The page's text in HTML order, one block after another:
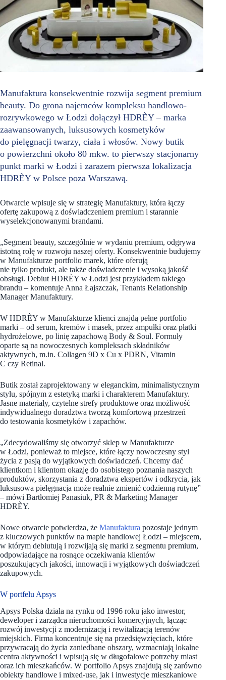
Manufaktura konsekwentnie rozwija segment premium
beauty. Do grona najemców kompleksu handlowo-
rozrywkowego w Łodzi dołączył HDRÈY – marka
zaawansowanych, luksusowych kosmetyków
do pielęgnacji twarzy, ciała i włosów. Nowy butik
o powierzchni około 80 mkw. to pierwszy stacjonarny
punkt marki w Łodzi i zarazem pierwsza lokalizacja
HDRÈY w Polsce poza Warszawą.
Otwarcie wpisuje się w strategię Manufaktury, która łączy
ofertę zakupową z doświadczeniem premium i starannie
wyselekcjonowanymi brandami.
„Segment beauty, szczególnie w wydaniu premium, odgrywa
istotną rolę w rozwoju naszej oferty. Konsekwentnie budujemy
w Manufakturze portfolio marek, które oferują
nie tylko produkt, ale także doświadczenie i wysoką jakość
obsługi. Debiut HDRÈY w Łodzi jest przykładem takiego
brandu – komentuje Anna Łajszczak, Tenants Relationship
Manager Manufaktury.
W HDRÈY w Manufakturze klienci znajdą pełne portfolio
marki – od serum, kremów i masek, przez ampułki oraz płatki
hydrożelowe, po linię zapachową Body & Soul. Formuły
oparte są na nowoczesnych kompleksach składników
aktywnych, m.in. Collagen 9D x Cu x PDRN, Vitamin
C czy Retinal.
Butik został zaprojektowany w eleganckim, minimalistycznym
stylu, spójnym z estetyką marki i charakterem Manufaktury.
Jasne materiały, czytelne strefy produktowe oraz możliwość
indywidualnego doradztwa tworzą komfortową przestrzeń
do testowania kosmetyków i zapachów.
„Zdecydowaliśmy się otworzyć sklep w Manufakturze
w Łodzi, ponieważ to miejsce, które łączy nowoczesny styl
życia z pasją do wyjątkowych doświadczeń. Chcemy dać
klientkom i klientom okazję do osobistego poznania naszych
produktów, skorzystania z doradztwa ekspertów i odkrycia, jak
luksusowa pielęgnacja może realnie zmienić codzienną rutynę”
– mówi Bartłomiej Panasiuk, PR & Marketing Manager
HDRÈY.
Nowe otwarcie potwierdza, że Manufaktura pozostaje jednym
z kluczowych punktów na mapie handlowej Łodzi – miejscem,
w którym debiutują i rozwijają się marki z segmentu premium,
odpowiadające na rosnące oczekiwania klientów
poszukujących jakości, innowacji i wyjątkowych doświadczeń
zakupowych.
W portfelu Apsys
Apsys Polska działa na rynku od 1996 roku jako inwestor,
deweloper i zarządca nieruchomości komercyjnych, łącząc
rozwój inwestycji z modernizacją i rewitalizacją terenów
miejskich. Firma koncentruje się na przedsięwzięciach, które
przywracają do życia zaniedbane obszary, wzmacniają lokalne
centra aktywności i wpisują się w długofalowe potrzeby miast
oraz ich mieszkańców. W portfolio Apsys znajdują się zarówno
obiekty handlowe i mixed-use, jak i inwestycje mieszkaniowe